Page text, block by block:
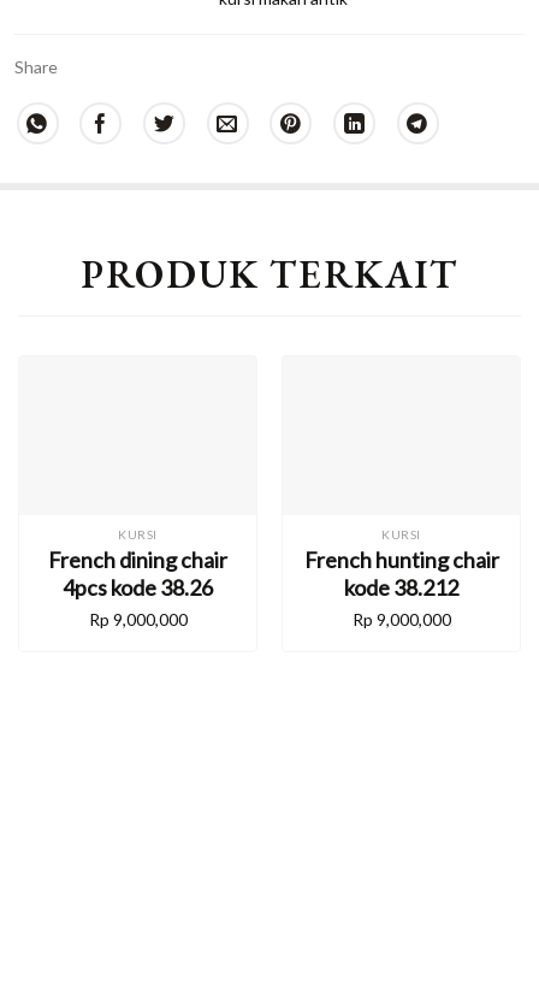
Share
PRODUK TERKAIT
KURSI
French dining chair
4pcs kode 38.26
Rp 9,000,000
KURSI
French hunting chair
kode 38.212
Rp 9,000,000